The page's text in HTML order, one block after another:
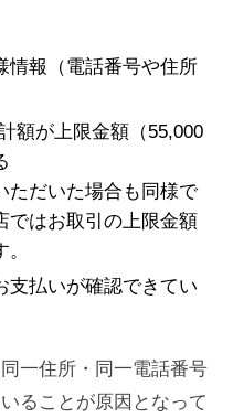
情報（電話番号や住所
額が上限金額（55,000
だいた場合も同様で
ではお取引の上限金額
支払いが確認できてい
一住所・同一電話番号
ることが原因となって